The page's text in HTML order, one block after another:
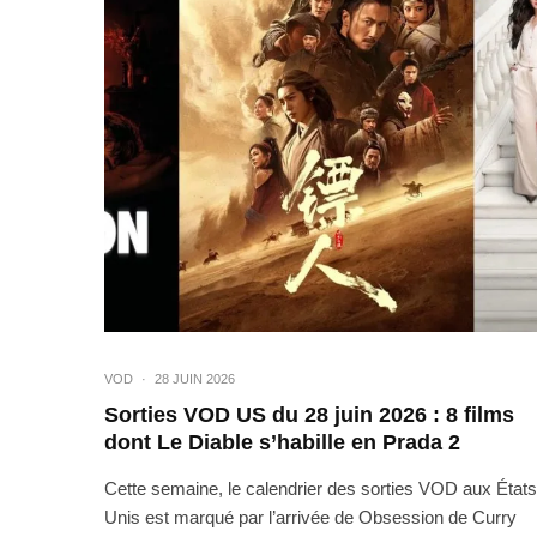
VOD · 28 JUIN 2026
Sorties VOD US du 28 juin 2026 : 8 films
dont Le Diable s’habille en Prada 2
Cette semaine, le calendrier des sorties VOD aux
Unis est marqué par l’arrivée de Obsession de Curry